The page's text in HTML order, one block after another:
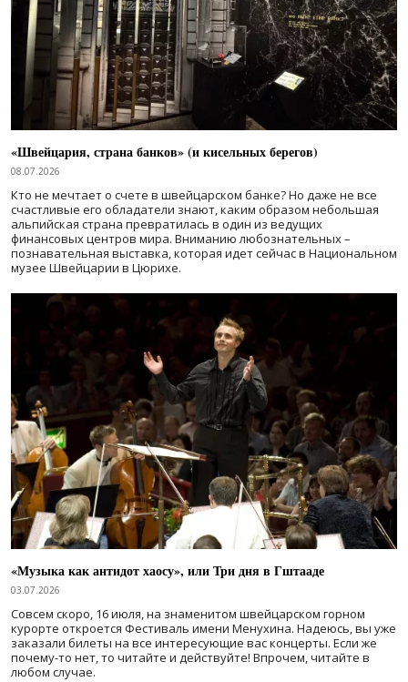
«Швейцария, страна банков» (и кисельных берегов)
08.07.2026
Кто не мечтает о счете в швейцарском банке? Но даже не все
счастливые его обладатели знают, каким образом небольшая
альпийская страна превратилась в один из ведущих
финансовых центров мира. Вниманию любознательных –
познавательная выставка, которая идет сейчас в Национальном
музее Швейцарии в Цюрихе.
«Музыка как антидот хаосу», или Три дня в Гштааде
03.07.2026
Совсем скоро, 16 июля, на знаменитом швейцарском горном
курорте откроется Фестиваль имени Менухина. Надеюсь, вы уже
заказали билеты на все интересующие вас концерты. Если же
почему-то нет, то читайте и действуйте! Впрочем, читайте в
любом случае.